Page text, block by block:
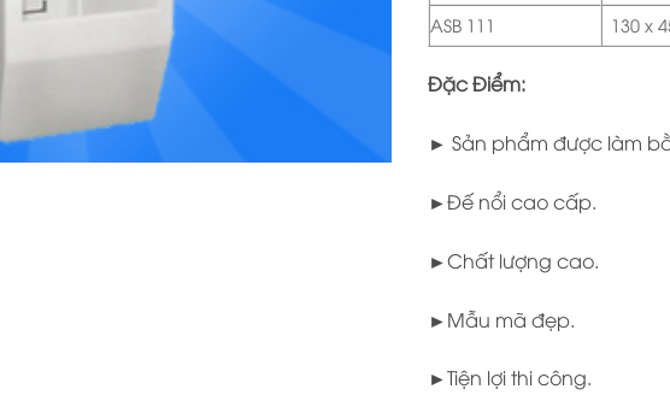
ASB 111
130 x
Đặc Điểm:
► Sản phẩm được làm
►Đế nổi cao cấp.
►Chất lượng cao.
►Mẫu mã đẹp.
►Tiện lợi thi công.